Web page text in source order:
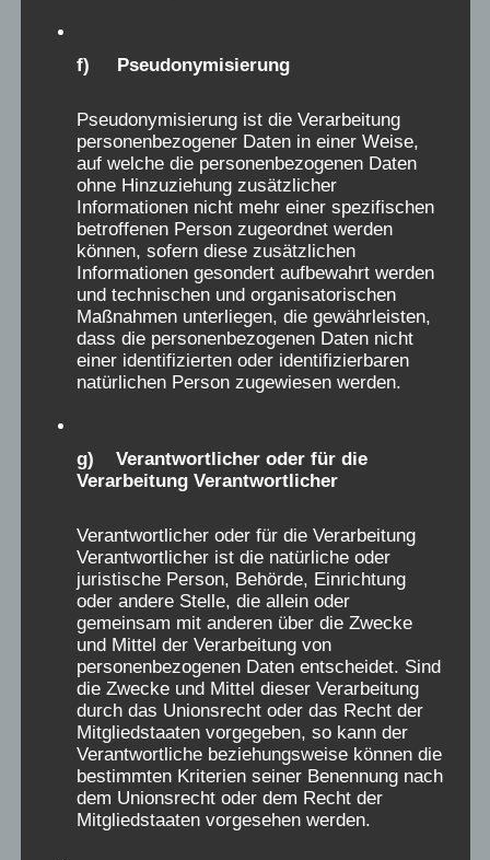
Karl-Friedrich Barthelaus Mittelheim
Verschickungsheim:Muggendorf
Zeitraum (Jahr):Februar/März 1955
6 Wochen so weit von zu Hause weg, das war
damals schon spannend. Als sogenannter
Schwächling durfte ich zur erhofften
Gewichtszunahme (1,5 kg Geburtsgewicht)
meine 1. "Ferien" alleine in Muggendorf
verbringen. In letzter Zeit konnte ich in den
Medien einiges von diesen Aufenthalten lesen
und ich war doch zum Teil tief erschüttert
über diese doch sehr offenen Berichte und
man kann hier sehr gut die schwere
Verarbeitung des Erlebten verstehen. Vieles
meinem Gedächtnis hängengeblieben. Vom
Essenssitzplatz nahe beim Fenster verfolgte
ich immer die Autos fahrend gen Westen (also
Heimat), so kam immer wieder das Heimweh
auf und ab und zu rollte dann eine Träne über
meine Wange. Übrigens Wange, ich habe dort
niemals eine Ohrfeige eingefangen und von
meinen Kameraden habe ich auch nichts von
Schläge gehört, zur Info: wir waren nicht
immer die braven Jungs. Ja es stimmt,
f) Pseudonymisierung
Pseudonymisierung ist die Verarbeitung
personenbezogener Daten in einer Weise,
auf welche die personenbezogenen Daten
ohne Hinzuziehung zusätzlicher
Informationen nicht mehr einer spezifischen
betroffenen Person zugeordnet werden
können, sofern diese zusätzlichen
Informationen gesondert aufbewahrt werden
und technischen und organisatorischen
Maßnahmen unterliegen, die gewährleisten,
dass die personenbezogenen Daten nicht
einer identifizierten oder identifizierbaren
natürlichen Person zugewiesen werden.
g) Verantwortlicher oder für die
Verarbeitung Verantwortlicher
Verantwortlicher oder für die Verarbeitung
Verantwortlicher ist die natürliche oder
juristische Person, Behörde, Einrichtung
oder andere Stelle, die allein oder
gemeinsam mit anderen über die Zwecke
und Mittel der Verarbeitung von
personenbezogenen Daten entscheidet. Sind
die Zwecke und Mittel dieser Verarbeitung
durch das Unionsrecht oder das Recht der
Mitgliedstaaten vorgegeben, so kann der
Verantwortliche beziehungsweise können die
bestimmten Kriterien seiner Benennung nach
dem Unionsrecht oder dem Recht der
Mitgliedstaaten vorgesehen werden.